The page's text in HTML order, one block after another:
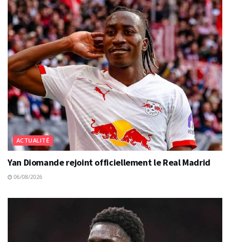
ACTUALITÉ
Yan Diomande rejoint officiellement le Real Madrid
06/08/2026